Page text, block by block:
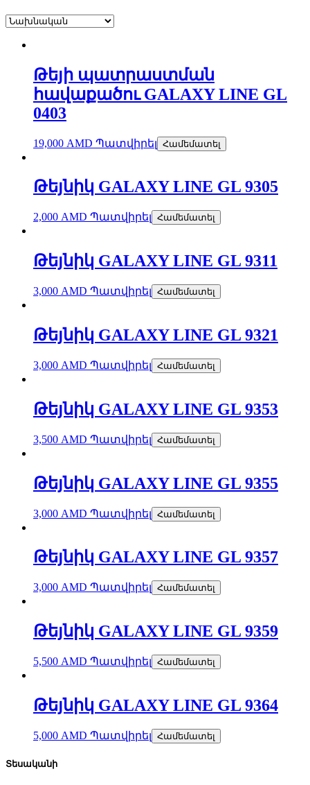
Թեյի պատրաստման
հավաքածու GALAXY LINE GL
0403
19,000 AMD Պատվիրել Համեմատել
Թեյնիկ GALAXY LINE GL 9305
2,000 AMD Պատվիրել Համեմատել
Թեյնիկ GALAXY LINE GL 9311
3,000 AMD Պատվիրել Համեմատել
Թեյնիկ GALAXY LINE GL 9321
3,000 AMD Պատվիրել Համեմատել
Թեյնիկ GALAXY LINE GL 9353
3,500 AMD Պատվիրել Համեմատել
Թեյնիկ GALAXY LINE GL 9355
3,000 AMD Պատվիրել Համեմատել
Թեյնիկ GALAXY LINE GL 9357
3,000 AMD Պատվիրել Համեմատել
Թեյնիկ GALAXY LINE GL 9359
5,500 AMD Պատվիրել Համեմատել
Թեյնիկ GALAXY LINE GL 9364
5,000 AMD Պատվիրել Համեմատել
Տեսականի